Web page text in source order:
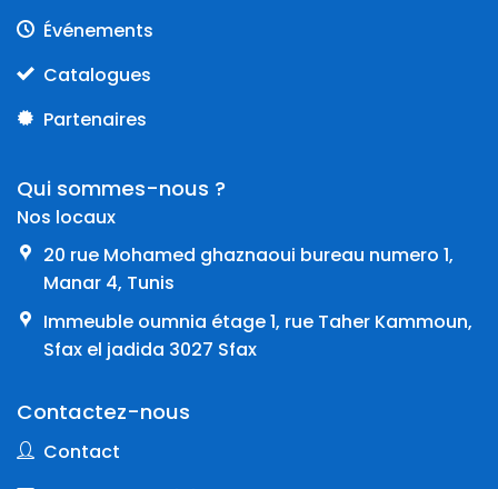
Événements
Catalogues
Partenaires
Qui sommes-nous ?
Nos locaux
20 rue Mohamed ghaznaoui bureau numero 1,
Manar 4, Tunis
Immeuble oumnia étage 1, rue Taher Kammoun,
Sfax el jadida 3027 Sfax
Contactez-nous
Contact